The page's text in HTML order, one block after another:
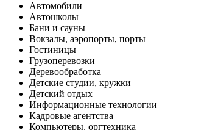
Автомобили
Автошколы
Бани и сауны
Вокзалы, аэропорты, порты
Гостиницы
Грузоперевозки
Деревообработка
Детские студии, кружки
Детский отдых
Информационные технологии
Кадровые агентства
Компьютеры, оргтехника